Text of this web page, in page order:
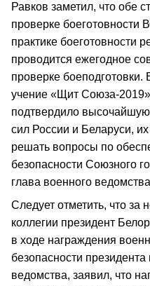
Равков заметил, что обе
проверке боеготовности
практике боеготовности
проводится ежегодное
проверке
учение «Щит
подтвердило
сил России и Беларуси,
решать вопросы по
безопасности Союзного
глава военного
Следует отметить, что за
коллегии президент
в ходе награждения
безопасности
ведомства, заявил, что